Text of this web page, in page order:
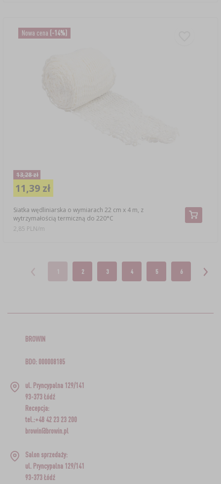
Nowa cena (-14%)
Siatka wędliniarska o wymiarach 22 cm x 4 m, z
wytrzymałością termiczną do 220°C
13,28 zł
11,39 zł
2,85 PLN/m
1 2 3 4 5 6
BROWIN
BDO: 000008185
ul. Pryncypalna 129/141
93-373 Łódź
Recepcja:
tel.:+48 42 23 23 200
browin@browin.pl
Salon sprzedaży:
ul. Pryncypalna 129/141
93-373 Łódź